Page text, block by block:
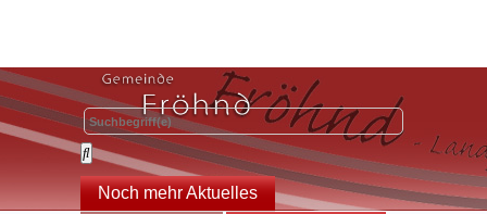
Noch mehr Aktuelles